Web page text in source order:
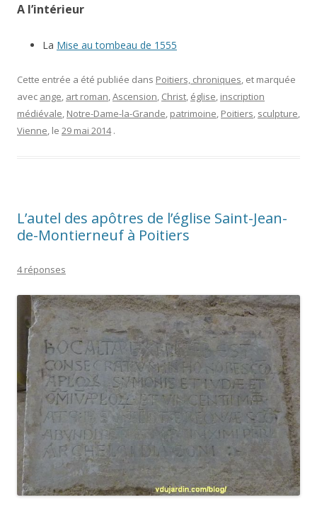
A l’intérieur
La Mise au tombeau de 1555
Cette entrée a été publiée dans Poitiers, chroniques , et marquée
avec ange art roman Ascension Christ église inscription
médiévale Notre-Dame-la-Grande patrimoine Poitiers sculpture
Vienne , le 29 mai 2014 .
L’autel des apôtres de l’église Saint-Jean-
de-Montierneuf à Poitiers
4 réponses